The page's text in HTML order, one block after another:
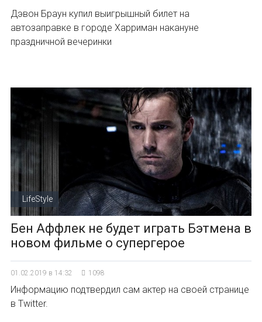
Дэвон Браун купил выигрышный билет на
автозаправке в городе Харриман накануне
праздничной вечеринки
LifeStyle
Бен Аффлек не будет играть Бэтмена в
новом фильме о супергерое
01.02.2019 в 14:32 1098
Информацию подтвердил сам актер на своей странице
в Twitter.